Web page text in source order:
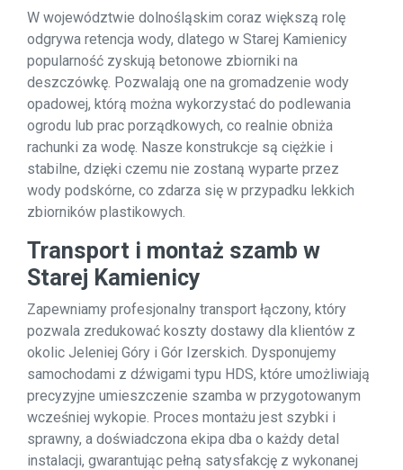
W województwie dolnośląskim coraz większą rolę
odgrywa retencja wody, dlatego w Starej Kamienicy
popularność zyskują betonowe zbiorniki na
deszczówkę. Pozwalają one na gromadzenie wody
opadowej, którą można wykorzystać do podlewania
ogrodu lub prac porządkowych, co realnie obniża
rachunki za wodę. Nasze konstrukcje są ciężkie i
stabilne, dzięki czemu nie zostaną wyparte przez
wody podskórne, co zdarza się w przypadku lekkich
zbiorników plastikowych.
Transport i montaż szamb w
Starej Kamienicy
Zapewniamy profesjonalny transport łączony, który
pozwala zredukować koszty dostawy dla klientów z
okolic Jeleniej Góry i Gór Izerskich. Dysponujemy
samochodami z dźwigami typu HDS, które umożliwiają
precyzyjne umieszczenie szamba w przygotowanym
wcześniej wykopie. Proces montażu jest szybki i
sprawny, a doświadczona ekipa dba o każdy detal
instalacji, gwarantując pełną satysfakcję z wykonanej